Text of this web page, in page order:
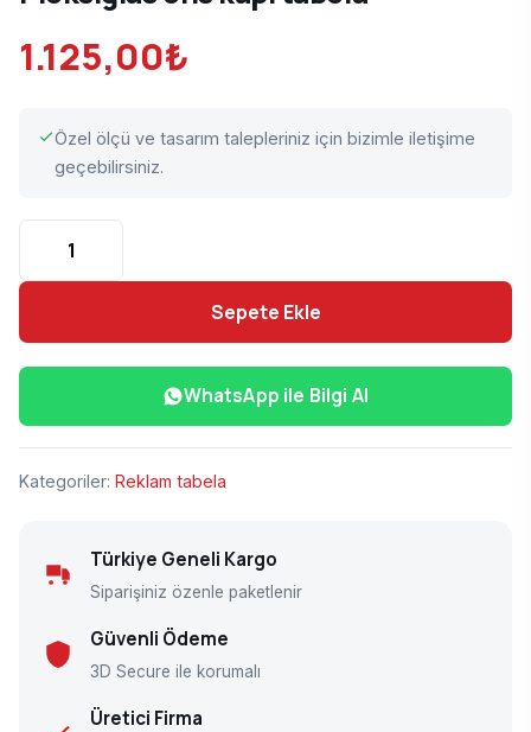
1.125,00₺
Özel ölçü ve tasarım talepleriniz için bizimle iletişime
geçebilirsiniz.
Sepete Ekle
WhatsApp ile Bilgi Al
Kategoriler: Reklam tabela
Türkiye Geneli Kargo
Siparişiniz özenle paketlenir
Güvenli Ödeme
3D Secure ile korumalı
Üretici Firma